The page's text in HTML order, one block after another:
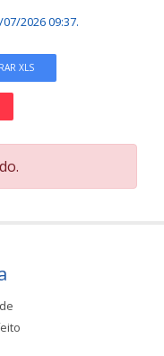
07/2026 09:37.
XLS